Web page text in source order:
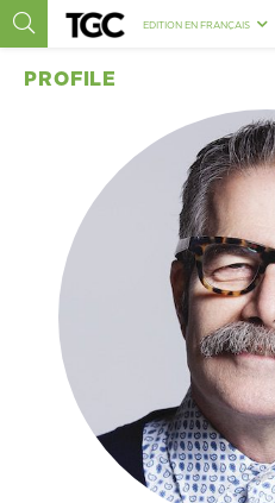
EDITION EN FRANÇAIS
PROFILE